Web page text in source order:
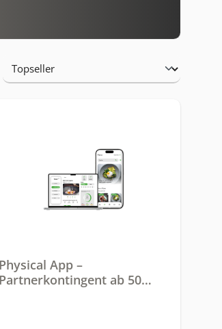
Physical App –
Partnerkontingent ab 50